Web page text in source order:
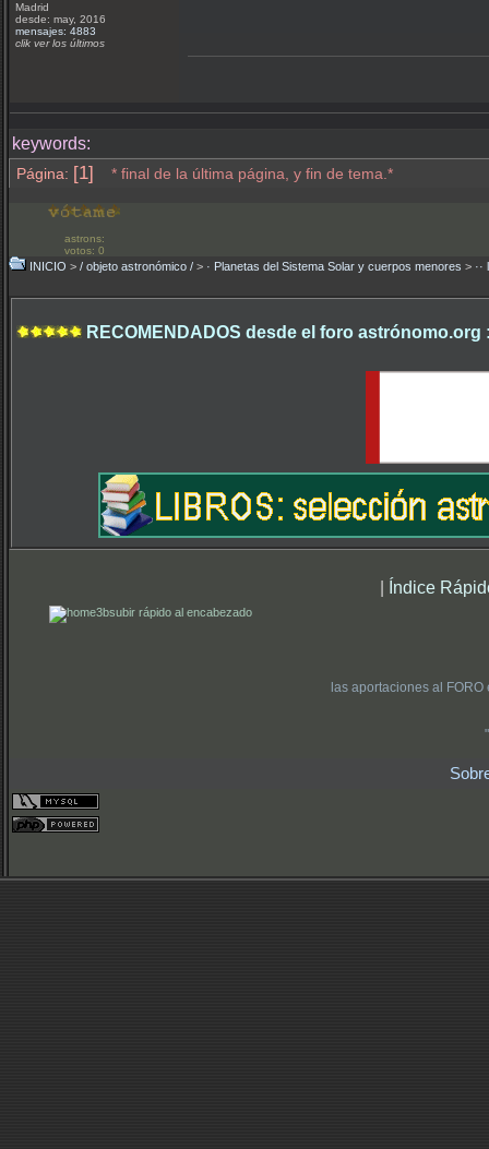
Madrid
desde: may, 2016
mensajes: 4883
clik ver los últimos
keywords:
Página: [1] * final de la última página, y fin de tema.*
astrons:
votos: 0
INICIO > / objeto astronómico / > · Planetas del Sistema Solar y cuerpos menores >
RECOMENDADOS desde el foro astrónomo.org
| Índice
subir rápido al encabezado
las aportaciones al